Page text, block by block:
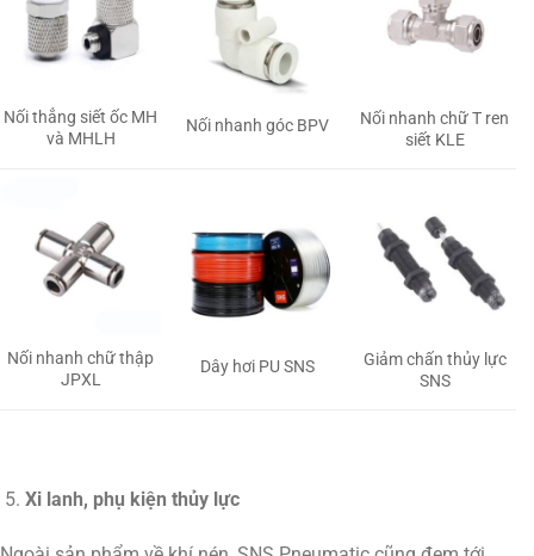
Nối thẳng siết ốc MH
và MHLH
Nối nhanh góc BPV
Nối nhanh chữ T ren
siết KLE
Nối nhanh chữ thập
JPXL
Dây hơi PU SNS
Giảm chấn thủy lực
SNS
Xi lanh, phụ kiện thủy lực